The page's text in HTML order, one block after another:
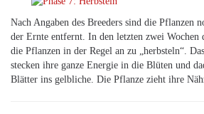
Nach Angaben des Breeders sind die Pflanzen
der Ernte entfernt. In den letzten zwei Wochen
die Pflanzen in der Regel an zu „herbsteln“.
stecken ihre ganze Energie in die Blüten und
Blätter ins gelbliche. Die Pflanze zieht ihre